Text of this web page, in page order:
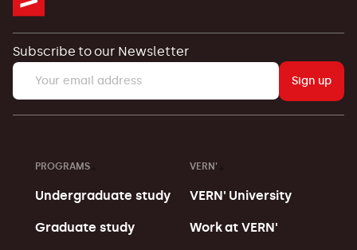
Subscribe to our Newsletter
Sign up
PROGRAMS
Undergraduate study
Graduate study
VERN'
VERN' University
Work at VERN'